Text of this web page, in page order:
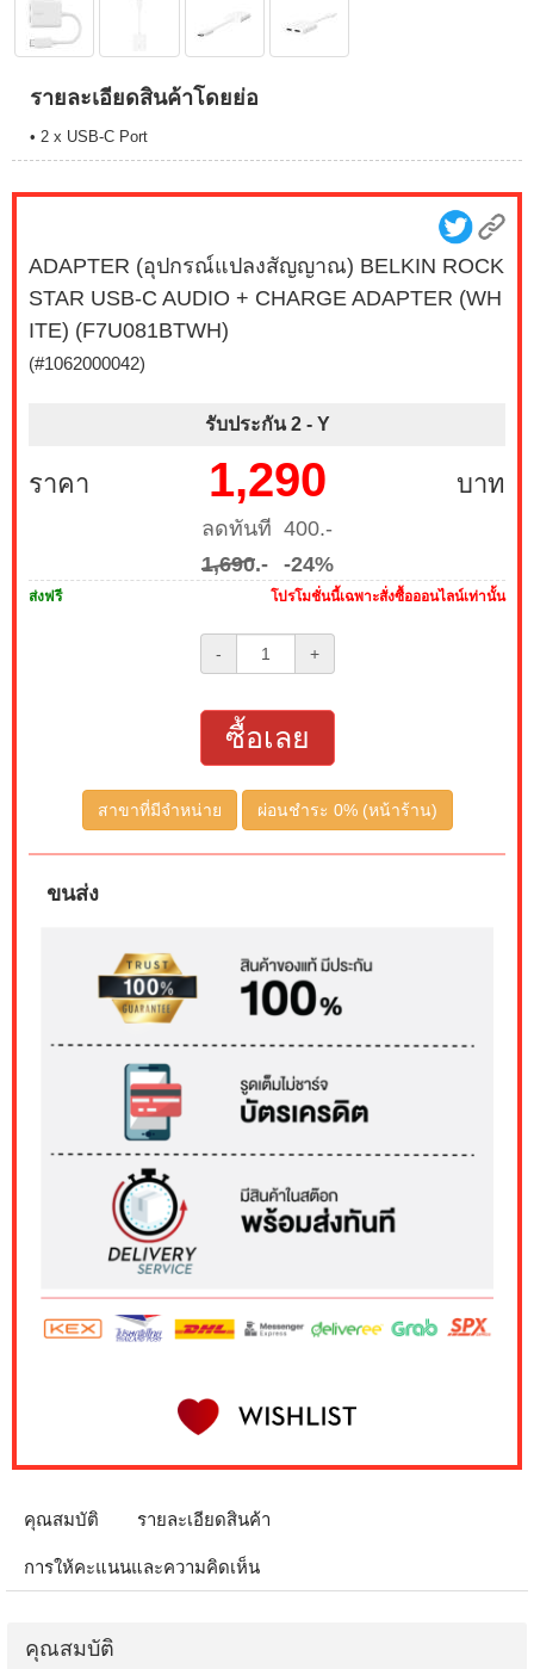
รายละเอียดสินค้าโดยย่อ
• 2 x USB-C Port
ADAPTER (อุปกรณ์แปลงสัญญาณ) BELKIN ROCK
STAR USB-C AUDIO + CHARGE ADAPTER (WH
ITE) (F7U081BTWH)
(#1062000042)
รับประกัน 2 - Y
ราคา บาท
1,290
ลดทันที 400.-
1,690.- -24%
ส่งฟรี โปรโมชั่นนี้เฉพาะสั่งซื้อออนไลน์เท่านั้น
- +
ซื้อเลย
สาขาที่มีจำหน่าย ผ่อนชำระ 0% (หน้าร้าน)
ขนส่ง
คุณสมบัติ รายละเอียดสินค้า
การให้คะแนนและความคิดเห็น
คุณสมบัติ